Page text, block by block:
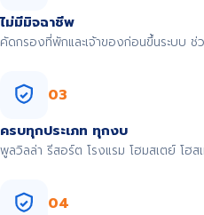
ไม่มีมิจฉาชีพ
คัดกรองที่พักและเจ้าของก่อนขึ้นระบบ
03
ครบทุกประเภท ทุกงบ
พูลวิลล่า รีสอร์ต โรงแรม โฮมสเตย์ โฮ
04